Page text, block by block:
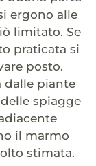
ergono alle
limitato. Se
praticata si
posto.
dalle piante
spiagge
il marmo
stimata.